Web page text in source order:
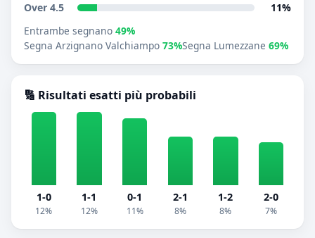
Over 4.5
11%
Entrambe segnano 49%
Segna Arzignano Valchiampo 73%Segna Lumezzane 69%
🔢 Risultati esatti più probabili
1-0
12%
1-1
12%
0-1
11%
2-1
8%
1-2
8%
2-0
7%